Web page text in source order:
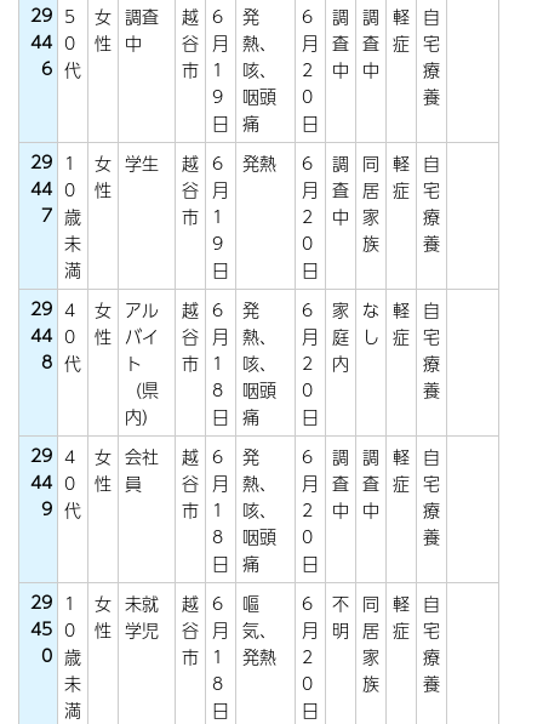
29
44
6
5
0
代
女
性
調査
中
越
谷
市
6
月
1
9
日
発
熱、
咳、
咽頭
痛
6
月
2
0
日
調
査
中
調
査
中
軽
症
自
宅
療
養
29
44
7
1
0
歳
未
満
女
性
学生
越
谷
市
6
月
1
9
日
発熱
6
月
2
0
日
調
査
中
同
居
家
族
軽
症
自
宅
療
養
29
44
8
4
0
代
女
性
アル
バイ
ト
（県
内）
越
谷
市
6
月
1
8
日
発
熱、
咳、
咽頭
痛
6
月
2
0
日
家
庭
内
な
し
軽
症
自
宅
療
養
29
44
9
4
0
代
女
性
会社
員
越
谷
市
6
月
1
8
日
発
熱、
咳、
咽頭
痛
6
月
2
0
日
調
査
中
調
査
中
軽
症
自
宅
療
養
29
45
0
1
0
歳
未
満
女
性
未就
学児
越
谷
市
6
月
1
8
日
嘔
気、
発熱
6
月
2
0
日
不
明
同
居
家
族
軽
症
自
宅
療
養